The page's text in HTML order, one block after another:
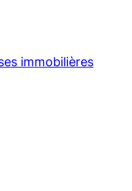
immobilières